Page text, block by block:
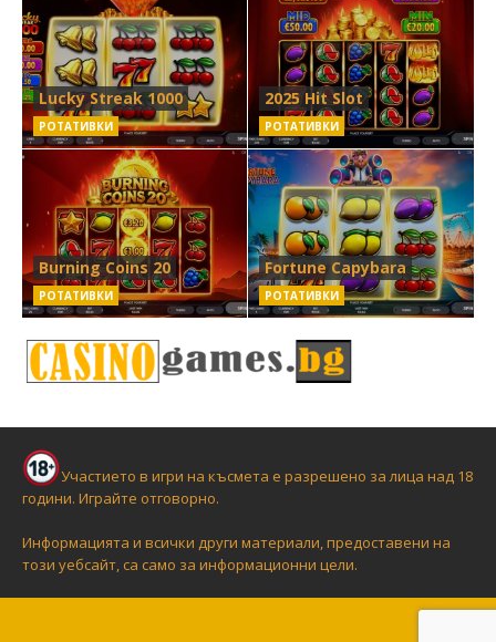
Lucky Streak 1000
РОТАТИВКИ
2025 Hit Slot
РОТАТИВКИ
Burning Coins 20
РОТАТИВКИ
Fortune Capybara
РОТАТИВКИ
Участието в игри на късмета е разрешено за лица над 18
години. Играйте отговорно.
Информацията и всички други материали, предоставени на
този уебсайт, са само за информационни цели.